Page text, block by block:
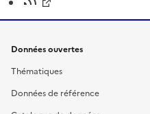
Données ouvertes
Thématiques
Données de référence